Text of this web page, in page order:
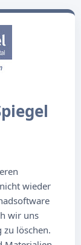
wieder
wir uns
zu löschen.